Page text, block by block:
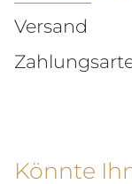
Versand
Könnte